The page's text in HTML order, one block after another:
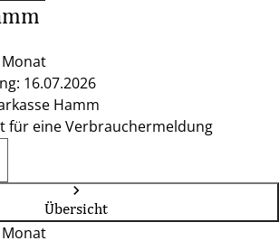
16.07.2026
Hamm
für eine Verbrauchermeldung
Übersicht